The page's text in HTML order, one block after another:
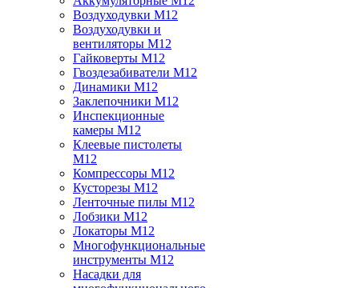
Воздуходувки M12
Воздуходувки и
вентиляторы M12
Гайковерты M12
Гвоздезабиватели M12
Динамики M12
Заклепочники M12
Инспекционные
камеры M12
Клеевые пистолеты
M12
Компрессоры M12
Кусторезы M12
Ленточные пилы M12
Лобзики M12
Локаторы M12
Многофункциональные
инструменты M12
Насадки для